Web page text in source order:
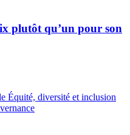
plutôt qu’un pour son
Équité, diversité et inclusion